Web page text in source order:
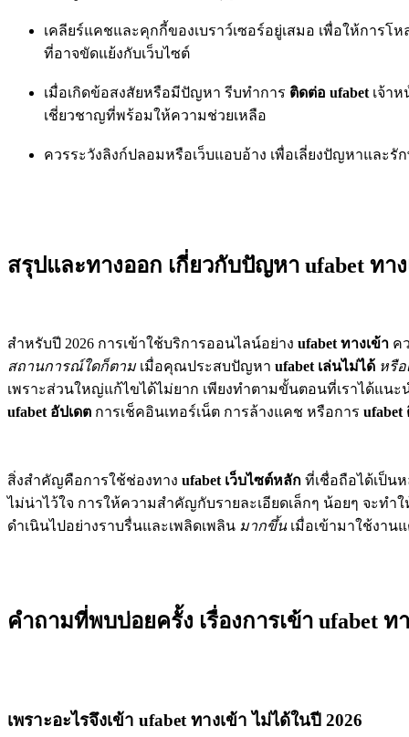
เคลียร์แคชและคุกกี้ของเบราว์เซอร์อยู่เสมอ เพื่อให้การ
ที่อาจขัดแย้งกับเว็บไซต์
เมื่อเกิดข้อสงสัยหรือมีปัญหา รีบทำการ ติดต่อ ufabet เจ้า
เชี่ยวชาญที่พร้อมให้ความช่วยเหลือ
ควรระวังลิงก์ปลอมหรือเว็บแอบอ้าง เพื่อเลี่ยงปัญหาและ
สรุปและทางออก เกี่ยวกับปัญหา ufabet ทาง
สำหรับปี 2026 การเข้าใช้บริการออนไลน์อย่าง ufabet ทางเข้า ค
สถานการณ์ใดก็ตามเมื่อคุณประสบปัญหา ufabet เล่นไม่ได้ หรือ
เพราะส่วนใหญ่แก้ไขได้ไม่ยาก เพียงทำตามขั้นตอนที่เราได้แนะ
ufabet อัปเดต การเช็คอินเทอร์เน็ต การล้างแคช หรือการ ufabet
สิ่งสำคัญคือการใช้ช่องทาง ufabet เว็บไซต์หลัก ที่เชื่อถือได้เป็น
ไม่น่าไว้ใจ การให้ความสำคัญกับรายละเอียดเล็กๆ น้อยๆ จะทำ
ดำเนินไปอย่างราบรื่นและเพลิดเพลิน มากขึ้น เมื่อเข้ามาใช้งาน
คำถามที่พบบ่อยครั้ง เรื่องการเข้า ufabet ท
เพราะอะไรจึงเข้า ufabet ทางเข้า ไม่ได้ในปี 2026